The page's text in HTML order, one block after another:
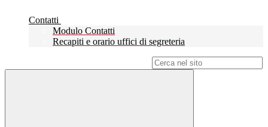
Contatti
Modulo Contatti
Recapiti e orario uffici di segreteria